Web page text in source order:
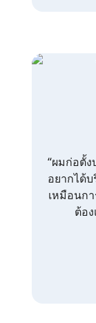
“ผมก่อตั้
อยากได้บ
เหมือนก
ต้อง